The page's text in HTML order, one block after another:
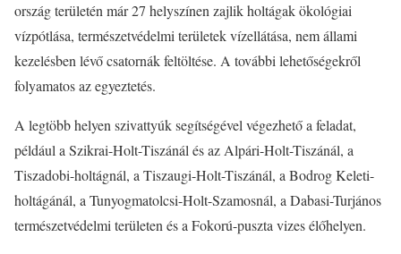
ország területén már 27 helyszínen zajlik holtágak ökológiai
vízpótlása, természetvédelmi területek vízellátása, nem állami
kezelésben lévő csatornák feltöltése. A további lehetőségekről
folyamatos az egyeztetés.
A legtöbb helyen szivattyúk segítségével végezhető a feladat,
például a Szikrai-Holt-Tiszánál és az Alpári-Holt-Tiszánál, a
Tiszadobi-holtágnál, a Tiszaugi-Holt-Tiszánál, a Bodrog Keleti-
holtágánál, a Tunyogmatolcsi-Holt-Szamosnál, a Dabasi-Turjános
természetvédelmi területen és a Fokorú-puszta vizes élőhelyen.